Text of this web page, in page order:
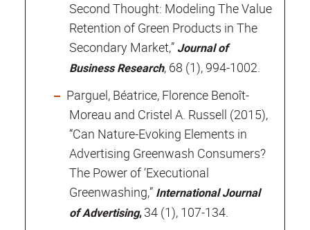
Second Thought: Modeling The Value
Retention of Green Products in The
Secondary Market,” Journal of
Business Research, 68 (1), 994-1002.
Parguel, Béatrice, Florence Benoît-
Moreau and Cristel A. Russell (2015),
“Can Nature-Evoking Elements in
Advertising Greenwash Consumers?
The Power of ‘Executional
Greenwashing,” International Journal
of Advertising,34 (1), 107-134.